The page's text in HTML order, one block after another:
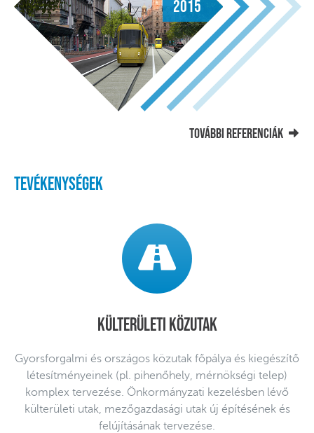
2015
2016
2016
2015
További referenciák
Tevékenységek
Külterületi közutak
Gyorsforgalmi és országos közutak főpálya és kiegészítő
létesítményeinek (pl. pihenőhely, mérnökségi telep)
komplex tervezése. Önkormányzati kezelésben lévő
külterületi utak, mezőgazdasági utak új építésének és
felújításának tervezése.